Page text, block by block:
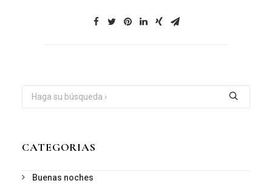
CATEGORIAS
Buenas noches